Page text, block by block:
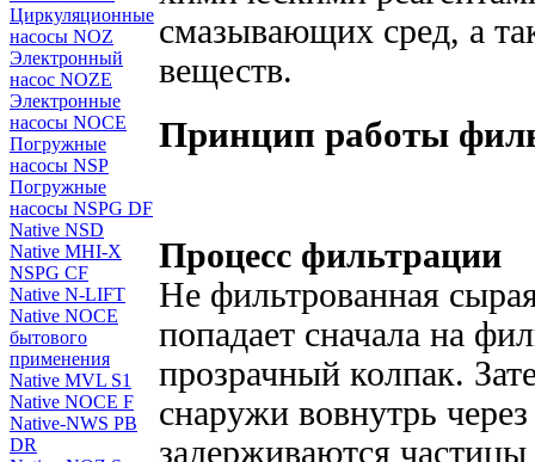
Циркуляционные
насосы NOZ
Электронный
насос NOZE
Электронные
насосы NOCE
Погружные
насосы NSP
Погружные
насосы NSPG DF
Native NSD
Native MHI-X
NSPG CF
Native N-LIFT
Native NOCE
бытового
применения
Native MVL S1
Native NOCE F
Native-NWS PB
DR
смазывающих сред, а
веществ.
Принцип работы
Процесс фильтрации
Не фильтрованная
попадает сначала на
прозрачный колпак.
снаружи вовнутрь
задерживаются